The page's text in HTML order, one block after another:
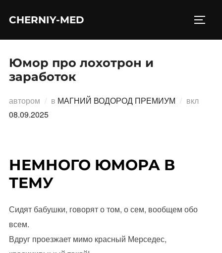
CHERNIY-MED
Юмор про лохотрон и
заработок
автором в МАГНИЙ ВОДОРОД ПРЕМИУМ вкл
08.09.2025
НЕМНОГО ЮМОРА В
ТЕМУ
Сидят бабушки, говорят о том, о сем, вообщем обо
всем.
Вдруг проезжает мимо красный Мерседес,